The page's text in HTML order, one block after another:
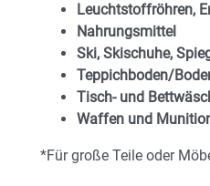
Leuchtstoffröhren,
Nahrungsmittel
Ski, Skischuhe,
Teppichboden/
Tisch- und
Waffen und
*Für große Teile oder